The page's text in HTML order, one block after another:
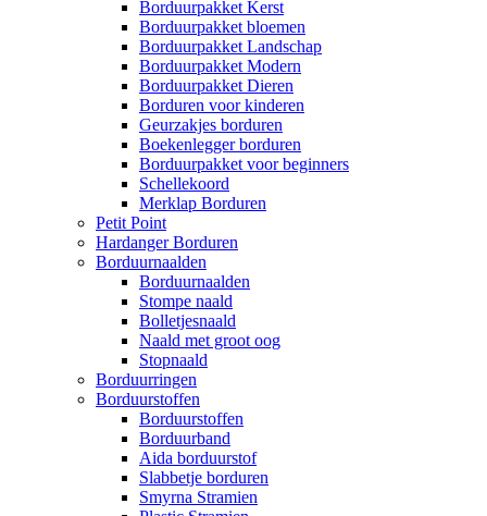
Borduurpakket Kerst
Borduurpakket bloemen
Borduurpakket Landschap
Borduurpakket Modern
Borduurpakket Dieren
Borduren voor kinderen
Geurzakjes borduren
Boekenlegger borduren
Borduurpakket voor beginners
Schellekoord
Merklap Borduren
Petit Point
Hardanger Borduren
Borduurnaalden
Borduurnaalden
Stompe naald
Bolletjesnaald
Naald met groot oog
Stopnaald
Borduurringen
Borduurstoffen
Borduurstoffen
Borduurband
Aida borduurstof
Slabbetje borduren
Smyrna Stramien